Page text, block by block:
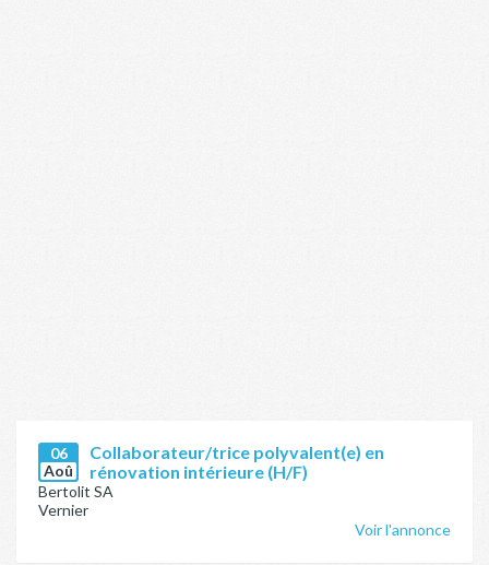
06
Aoû
Collaborateur/trice polyvalent(e) en
rénovation intérieure (H/F)
Bertolit SA
Vernier
Voir l'annonce